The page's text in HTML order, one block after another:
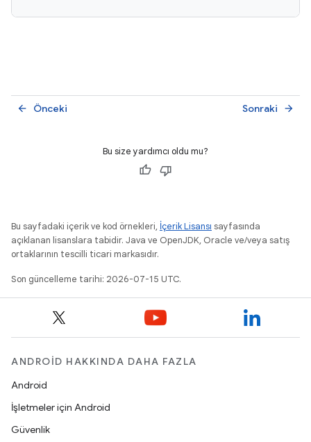
Önceki
arrow_back Sonraki arrow_forward
Bu size yardımcı oldu mu?
Bu sayfadaki içerik ve kod örnekleri, İçerik Lisansı sayfasında
açıklanan lisanslara tabidir. Java ve OpenJDK, Oracle ve/veya satış
ortaklarının tescilli ticari markasıdır.
Son güncelleme tarihi: 2026-07-15 UTC.
ANDROID HAKKINDA DAHA FAZLA
Android
İşletmeler için Android
Güvenlik